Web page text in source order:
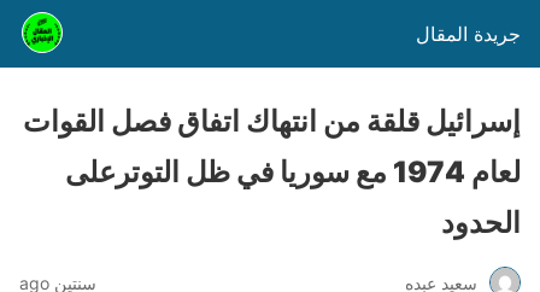
جريدة المقال
إسرائيل قلقة من انتهاك اتفاق فصل القوات
لعام 1974 مع سوريا في ظل التوترعلى
الحدود
سعيد عبده سنتين ago